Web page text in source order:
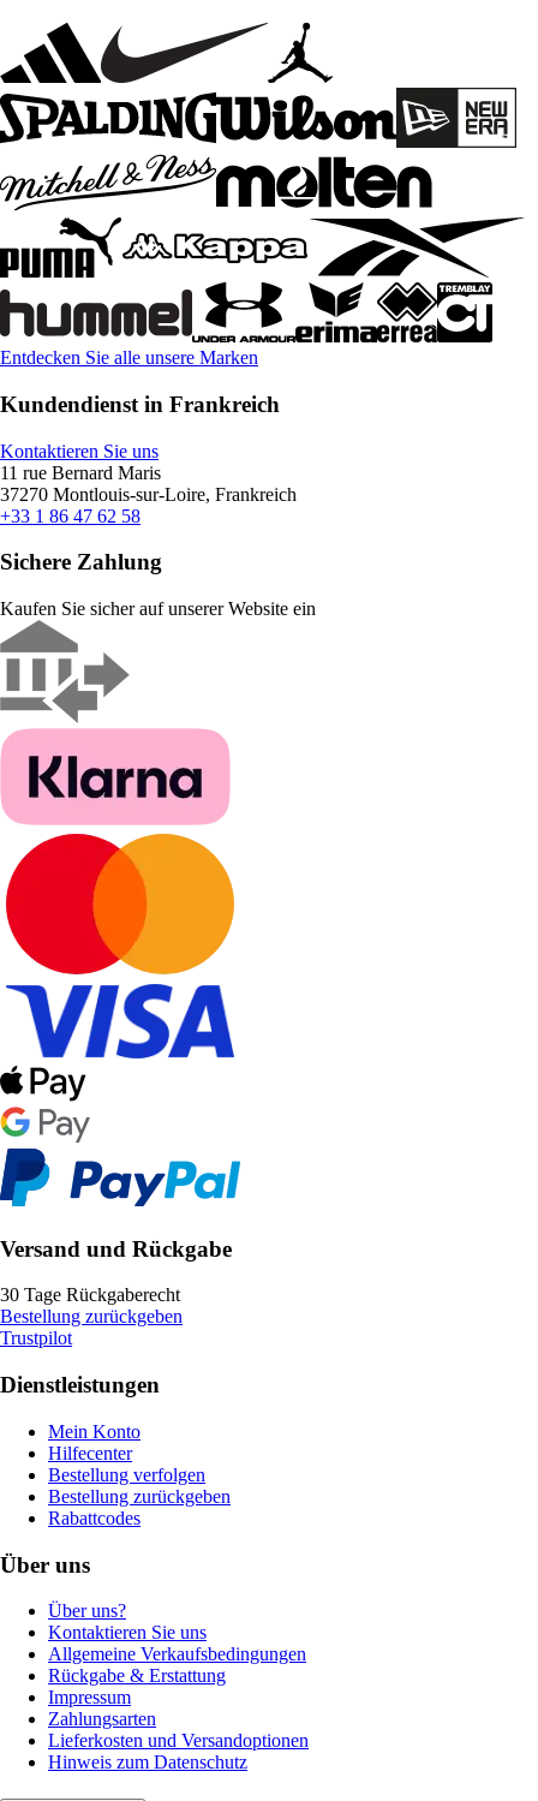
Entdecken Sie alle unsere Marken
Kundendienst in Frankreich
Kontaktieren Sie uns
11 rue Bernard Maris
37270 Montlouis-sur-Loire, Frankreich
+33 1 86 47 62 58
Sichere Zahlung
Kaufen Sie sicher auf unserer Website ein
Versand und Rückgabe
30 Tage Rückgaberecht
Bestellung zurückgeben
Trustpilot
Dienstleistungen
Mein Konto
Hilfecenter
Bestellung verfolgen
Bestellung zurückgeben
Rabattcodes
Über uns
Über uns?
Kontaktieren Sie uns
Allgemeine Verkaufsbedingungen
Rückgabe & Erstattung
Impressum
Zahlungsarten
Lieferkosten und Versandoptionen
Hinweis zum Datenschutz